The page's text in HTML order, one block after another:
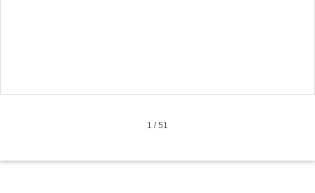
1 /51